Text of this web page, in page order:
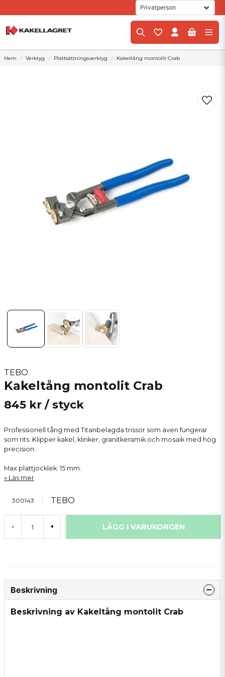
Hem Verktyg Plattsättningsverktyg Kakeltång montolit Crab
TEBO
Kakeltång montolit Crab
845 kr / styck
Professionell tång med Titanbelagda trissor som även fungerar
som rits. Klipper kakel, klinker, granitkeramik och mosaik med hög
precision.
Max plattjocklek: 15 mm.
Läs mer
300143 TEBO
- + LÄGG I VARUKORGEN
Beskrivning
Beskrivning av Kakeltång montolit Crab